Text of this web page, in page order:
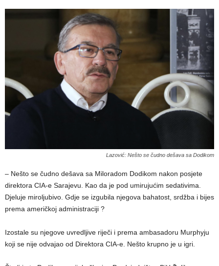
Lazović: Nešto se čudno dešava sa Dodikom
– Nešto se čudno dešava sa Miloradom Dodikom nakon posjete
direktora CIA-e Sarajevu. Kao da je pod umirujućim sedativima.
Djeluje miroljubivo. Gdje se izgubila njegova bahatost, srdžba i bijes
prema američkoj administraciji ?
Izostale su njegove uvredljive riječi i prema ambasadoru Murphyju
koji se nije odvajao od Direktora CIA-e. Nešto krupno je u igri.